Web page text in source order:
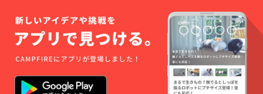
防止用
のスト
ラップ
を取り
付ける5
㎜の穴
が2ケ付
きま
す。